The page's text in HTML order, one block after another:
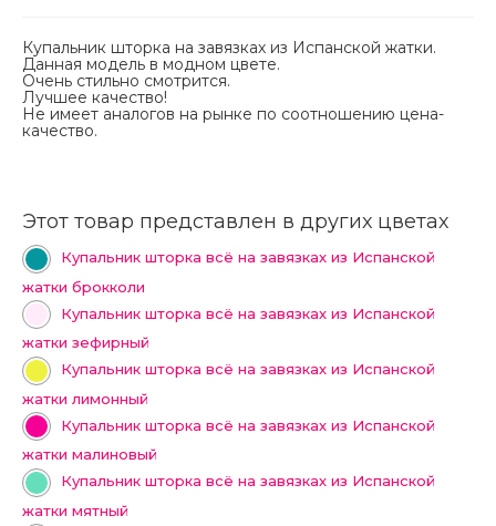
Купальник шторка на завязках из Испанской жатки.
Данная модель в модном цвете.
Очень стильно смотрится.
Лучшее качество!
Не имеет аналогов на рынке по соотношению цена-
качество.
Этот товар представлен в других цветах
Купальник шторка всё на завязках из Испанской
жатки брокколи
Купальник шторка всё на завязках из Испанской
жатки зефирный
Купальник шторка всё на завязках из Испанской
жатки лимонный
Купальник шторка всё на завязках из Испанской
жатки малиновый
Купальник шторка всё на завязках из Испанской
жатки мятный